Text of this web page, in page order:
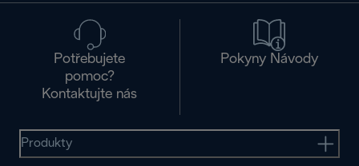
Potřebujete
pomoc?
Kontaktujte nás
Pokyny Návody
Produkty